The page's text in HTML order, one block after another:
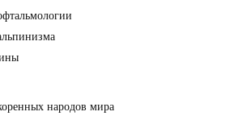
народов мира